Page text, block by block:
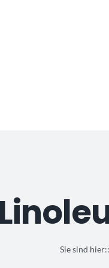
Sie sind hier::